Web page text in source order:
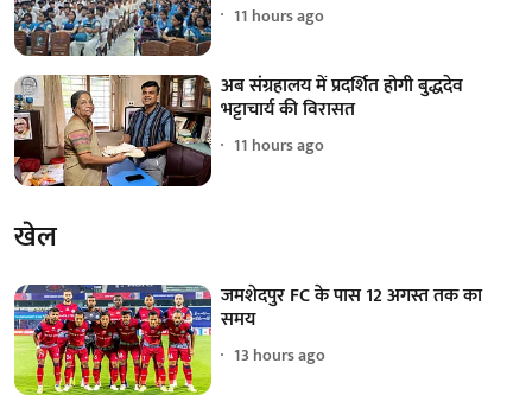
11 hours ago
अब संग्रहालय में प्रदर्शित होगी बुद्धदेव
भट्टाचार्य की विरासत
11 hours ago
खेल
जमशेदपुर FC के पास 12 अगस्त तक का
समय
13 hours ago